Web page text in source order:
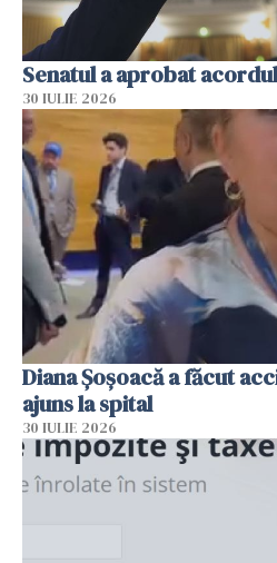
Senatul a aprobat acordul
30 IULIE 2026
Diana Șoșoacă a făcut
ajuns la spital
30 IULIE 2026